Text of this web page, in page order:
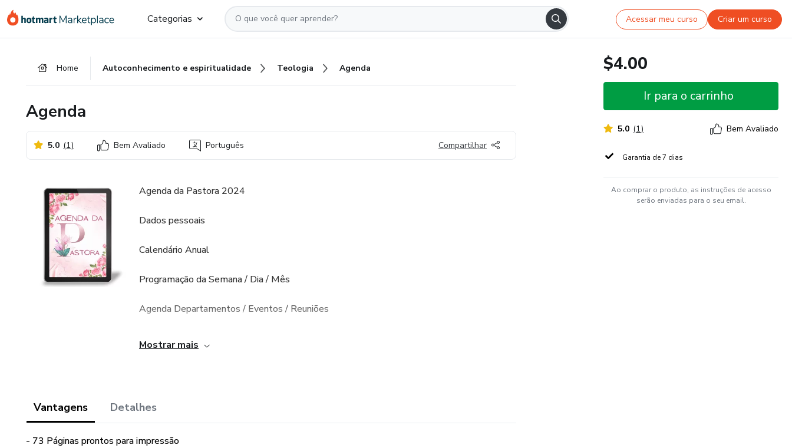
para
para
para
Categorias Acessar meu curso Criar um curso
Home Autoconhecimento e espiritualidade Teologia Agenda
Agenda
5.0 (1) Bem Avaliado Português Compartilhar
Agenda da Pastora 2024
Dados pessoais
Calendário Anual
Programação da Semana / Dia / Mês
Agenda Departamentos / Eventos / Reuniões
Cadastro
Checklist de Pregações, anotações de pregações
Mostrar mais
Vantagens Detalhes
- 73 Páginas prontos para impressão
$4.00
Ir para o carrinho
5.0 (1) Bem Avaliado
Garantia de 7 dias
Ao comprar o produto, as instruções de acesso
serão enviadas para o seu email.